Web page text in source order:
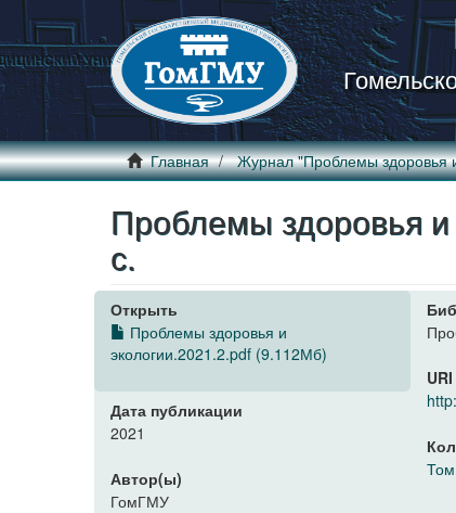
Главная Журнал "Проблемы здоровья
Проблемы здоровья
с.
Открыть
Проблемы здоровья и
экологии.2021.2.pdf (9.112Мб)
Дата публикации
2021
Автор(ы)
ГомГМУ
URI